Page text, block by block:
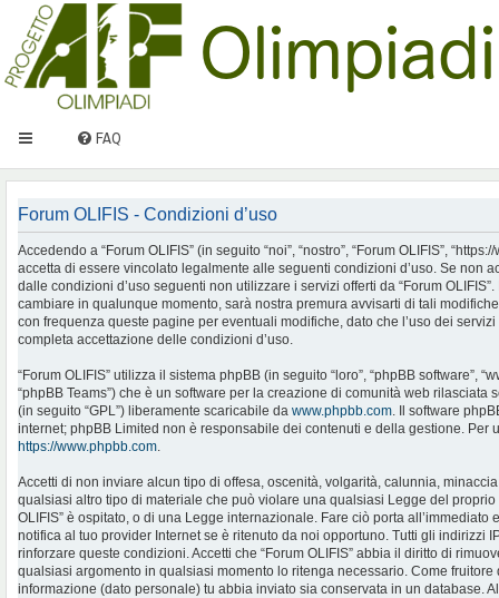
FAQ
Forum OLIFIS - Condizioni d’uso
Accedendo a “Forum OLIFIS” (in seguito “noi”, “nostro”, “Forum OLIFIS”,
accetta di essere vincolato legalmente alle seguenti condizioni d’uso. Se non
dalle condizioni d’uso seguenti non utilizzare i servizi offerti da “Forum
cambiare in qualunque momento, sarà nostra premura avvisarti di tali
con frequenza queste pagine per eventuali modifiche, dato che l’uso dei servizi
completa accettazione delle condizioni d’uso.
“Forum OLIFIS” utilizza il sistema phpBB (in seguito “loro”, “phpBB software”,
“phpBB Teams”) che è un software per la creazione di comunità web rilasciata
(in seguito “GPL”) liberamente scaricabile da www.phpbb.com. Il software
internet; phpBB Limited non è responsabile dei contenuti e della gestione. Per
https://www.phpbb.com.
Accetti di non inviare alcun tipo di offesa, oscenità, volgarità, calunnia,
qualsiasi altro tipo di materiale che può violare una qualsiasi Legge del proprio
OLIFIS” è ospitato, o di una Legge internazionale. Fare ciò porta
notifica al tuo provider Internet se è ritenuto da noi opportuno. Tutti gli indirizzi
rinforzare queste condizioni. Accetti che “Forum OLIFIS” abbia il diritto di
qualsiasi argomento in qualsiasi momento lo ritenga necessario. Come
informazione (dato personale) tu abbia inviato sia conservata in un database.